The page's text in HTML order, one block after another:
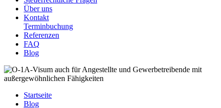
Über uns
Kontakt
Terminbuchung
Referenzen
FAQ
Blog
Startseite
Blog